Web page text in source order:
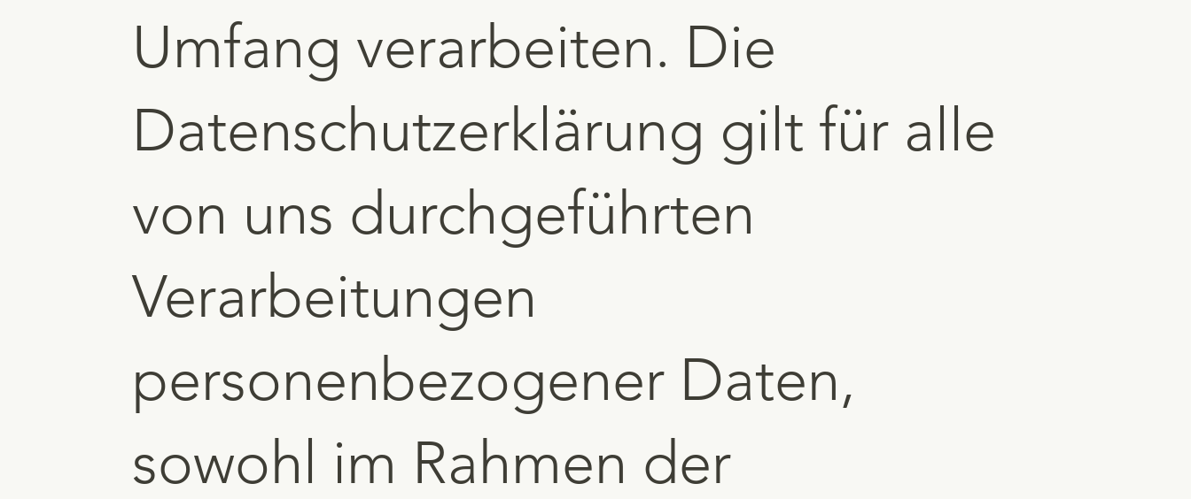
Umfang verarbeiten. Die
Datenschutzerklärung gilt für alle
von uns durchgeführten
Verarbeitungen
personenbezogener Daten,
sowohl im Rahmen der